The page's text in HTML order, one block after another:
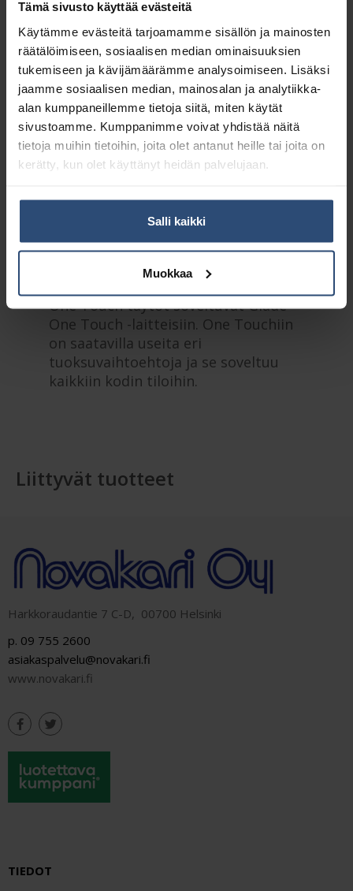
Tämä sivusto käyttää evästeitä
Käytämme evästeitä tarjoamamme sisällön ja mainosten
räätälöimiseen, sosiaalisen median ominaisuuksien
tukemiseen ja kävijämäärämme analysoimiseen. Lisäksi
jaamme sosiaalisen median, mainosalan ja analytiikka-
alan kumppaneillemme tietoja siitä, miten käytät
sivustoamme. Kumppanimme voivat yhdistää näitä
tietoja muihin tietoihin, joita olet antanut heille tai joita on
kerätty, kun olet käyttänyt heidän palvelujaan.
Salli kaikki
Muokkaa
LISÄÄ OSTOSKORIIN
Yhteensä: 3,27 €
Tuotetunnus (SKU):2089
Osasto:Ilmanraikastimet
Kuvaus
Lisätiedot
One Touch täytöt soveltuvat Glade
One Touch -laitteisiin. One Touchiin
on saatavilla useita eri
tuoksuvaihtoehtoja ja se soveltuu
kaikkiin kodin tiloihin.
Liittyvät tuotteet
Harkkoraudantie 7 C-D, 00700 Helsinki
p. 09 755 2600
asiakaspalvelu@novakari.fi
www.novakari.fi
TIEDOT